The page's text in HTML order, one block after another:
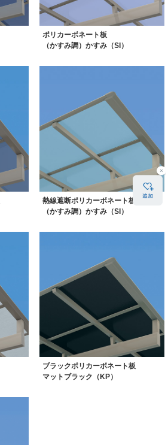
ポリカーボネート板
（かすみ調）かすみ（SI）
熱線遮断ポリカーボネート板
（かすみ調）かすみ（SI）
ブラックポリカーボネート板
マットブラック（KP）